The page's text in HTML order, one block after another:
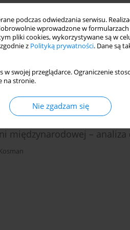
podczas odwiedzania serwisu.
wprowadzone w
pliki cookies, wykorzystywane są w
z Polityką prywatności. Dane są
w swojej przeglądarce. Ograniczenie
na stronie.
Nie zgadzam się
międzynarodowej –